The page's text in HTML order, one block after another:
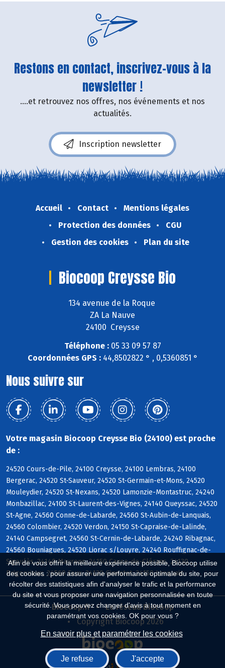
Afin de vous offrir la meilleure expérience possible, Biocoop utilise
des cookies : pour assurer une performance optimale du site, pour
récolter des statistiques afin d'analyser le trafic et la performance
du site et vous proposer une navigation personnalisée en toute
sécurité. Vous pouvez changer d'avis à tout moment en
paramétrant vos cookies. OK pour vous ?
En savoir plus et paramétrer les cookies
Je refuse J'accepte
Restons en contact, inscrivez-vous à la
newsletter !
....et retrouvez nos offres, nos événements et nos
actualités.
Inscription newsletter
Accueil Contact
Mentions légales
Protection des données
CGU
Gestion des cookies
Plan du site
Biocoop Creysse Bio
134 avenue de la Roque
ZA La Nauve
24100 Creysse
Téléphone :05 33 09 57 87
Coordonnées GPS :44,8502822 ° , 0,5360851 °
Nous suivre sur
Votre magasin Biocoop Creysse Bio (24100) est proche
de :
24520 Cours-de-Pile, 24100 Creysse, 24100 Lembras, 24100
Bergerac, 24520 St-Sauveur, 24520 St-Germain-et-Mons, 24520
Mouleydier, 24520 St-Nexans, 24520 Lamonzie-Montastruc, 24240
Monbazillac, 24100 St-Laurent-des-Vignes, 24140 Queyssac, 24520
St-Agne, 24560 Conne-de-Labarde, 24560 St-Aubin-de-Lanquais,
24560 Colombier, 24520 Verdon, 24150 St-Capraise-de-Lalinde,
24140 Campsegret, 24560 St-Cernin-de-Labarde, 24240 Ribagnac,
24560 Bouniagues, 24520 Liorac s/Louyre, 24240 Rouffignac-de-
Sigoulès, 24140 Maurens, 24150 Cause-de-Clérans, 24130
Prigonrieux, 24560 Faux, 24130 Ginestet, 24150 Lanquais
Biocoop.fr
Le réseau Biocoop
Copyright Biocoop 2026